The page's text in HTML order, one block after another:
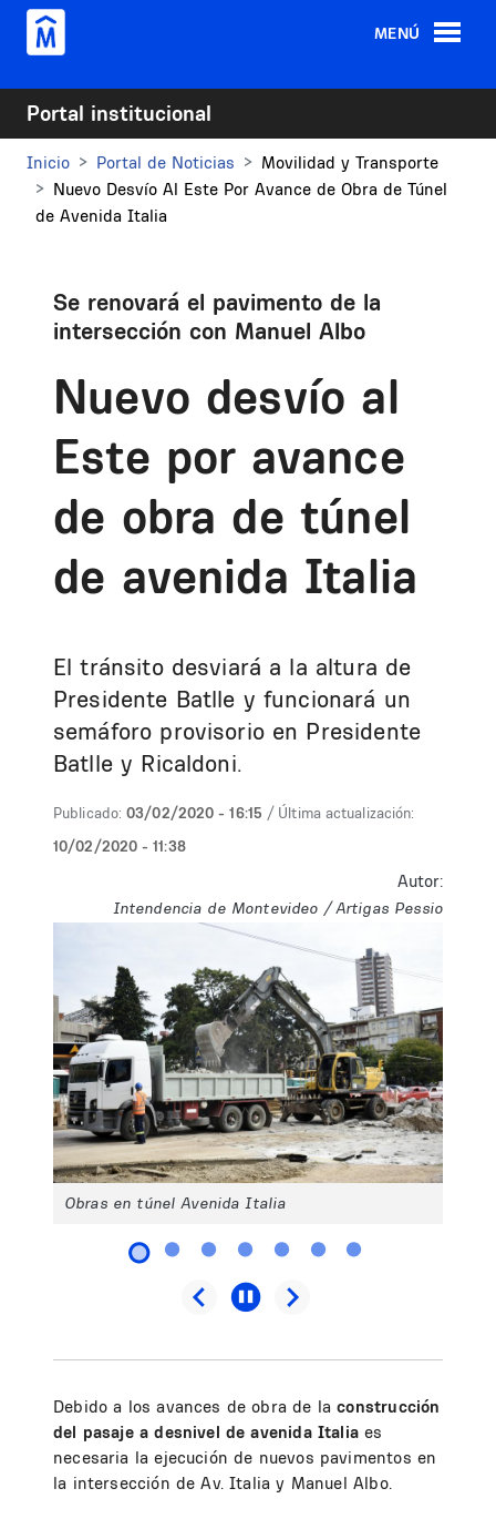
Pasar al contenido principal
MENÚ
Portal institucional
Inicio Portal de Noticias
Movilidad y Transporte
Nuevo Desvío Al Este Por Avance de Obra de Túnel
de Avenida Italia
Se renovará el pavimento de la
intersección con Manuel Albo
Nuevo desvío al
Este por avance
de obra de túnel
de avenida Italia
El tránsito desviará a la altura de
Presidente Batlle y funcionará un
semáforo provisorio en Presidente
Batlle y Ricaldoni.
Publicado: 03/02/2020 - 16:15 / Última actualización:
10/02/2020 - 11:38
Autor:
Intendencia de Montevideo / Artigas Pessio
Obras en túnel Avenida Italia
Debido a los avances de obra de laconstrucción
del pasaje a desnivel de avenida Italia es
necesaria la ejecución de nuevos pavimentos en
la intersección de Av. Italia y Manuel Albo.